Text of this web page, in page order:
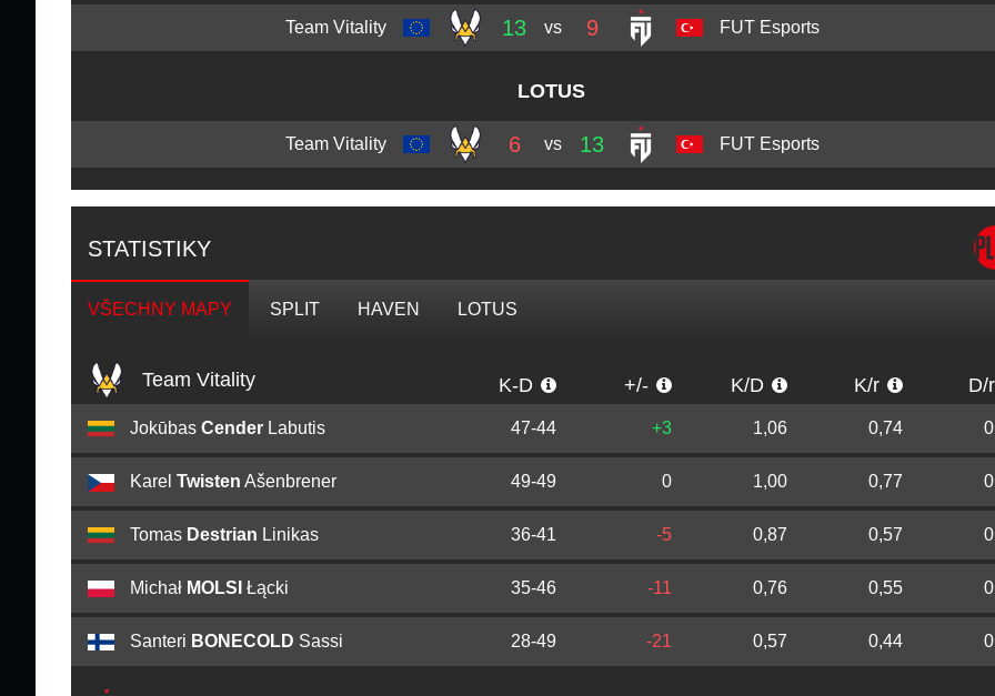
Team Vitality 13 vs 9 FUT Esports
LOTUS
Team Vitality 6 vs 13 FUT Esports
STATISTIKY
VŠECHNY MAPY SPLIT HAVEN LOTUS
Team Vitality K-D +/- K/D K/r
Jokūbas Cender Labutis 47-44 +3 1,06 0,74
Karel Twisten Ašenbrener 49-49 0 1,00 0,77
Tomas Destrian Linikas 36-41 -5 0,87 0,57
Michał MOLSI Łącki 35-46 -11 0,76 0,55
Santeri BONECOLD Sassi 28-49 -21 0,57 0,44